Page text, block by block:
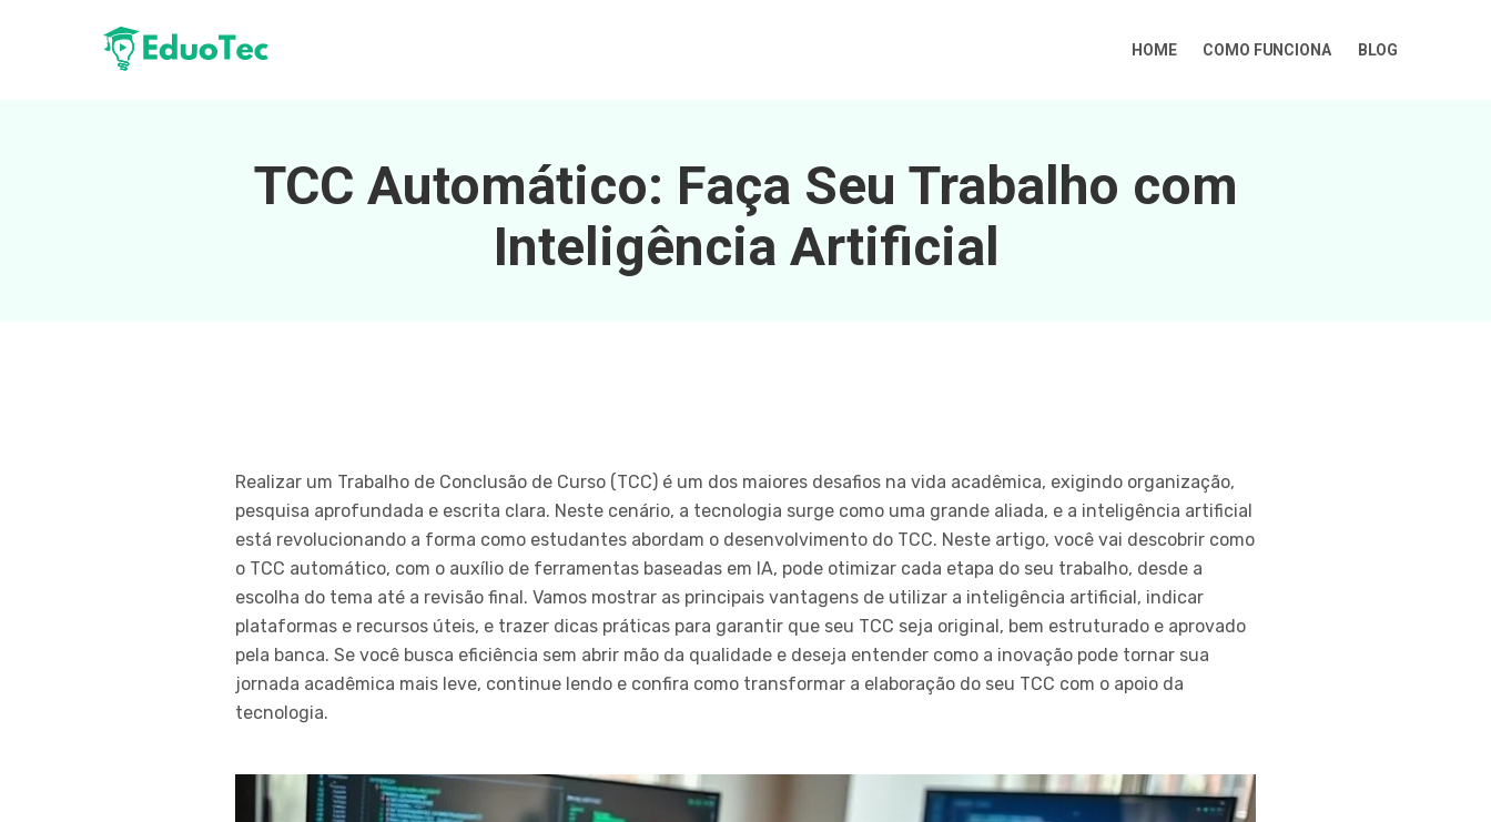
HOME COMO FUNCIONA BLOG
TCC Automático: Faça Seu Trabalho com
Inteligência Artificial
Realizar um Trabalho de Conclusão de Curso (TCC) é um dos maiores desafios na vida acadêmica, exigindo organização,
pesquisa aprofundada e escrita clara. Neste cenário, a tecnologia surge como uma grande aliada, e a inteligência artificial
está revolucionando a forma como estudantes abordam o desenvolvimento do TCC. Neste artigo, você vai descobrir como
o TCC automático, com o auxílio de ferramentas baseadas em IA, pode otimizar cada etapa do seu trabalho, desde a
escolha do tema até a revisão final. Vamos mostrar as principais vantagens de utilizar a inteligência artificial, indicar
plataformas e recursos úteis, e trazer dicas práticas para garantir que seu TCC seja original, bem estruturado e aprovado
pela banca. Se você busca eficiência sem abrir mão da qualidade e deseja entender como a inovação pode tornar sua
jornada acadêmica mais leve, continue lendo e confira como transformar a elaboração do seu TCC com o apoio da
tecnologia.